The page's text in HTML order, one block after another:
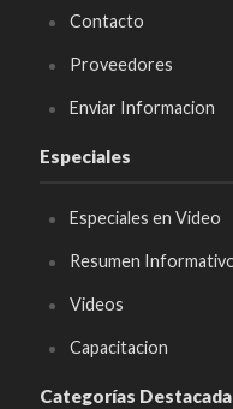
Contacto
Proveedores
Enviar Informacion
Especiales
Especiales en Video
Resumen
Videos
Capacitacion
Categorías